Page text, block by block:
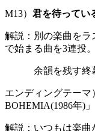
M13） 君を待ってい
解説：別の楽曲をラ
で始まる曲を3連投。
余韻を残す終幕
エンディングテー
BOHEMIA(1986年)」
解説：いつもは楽曲